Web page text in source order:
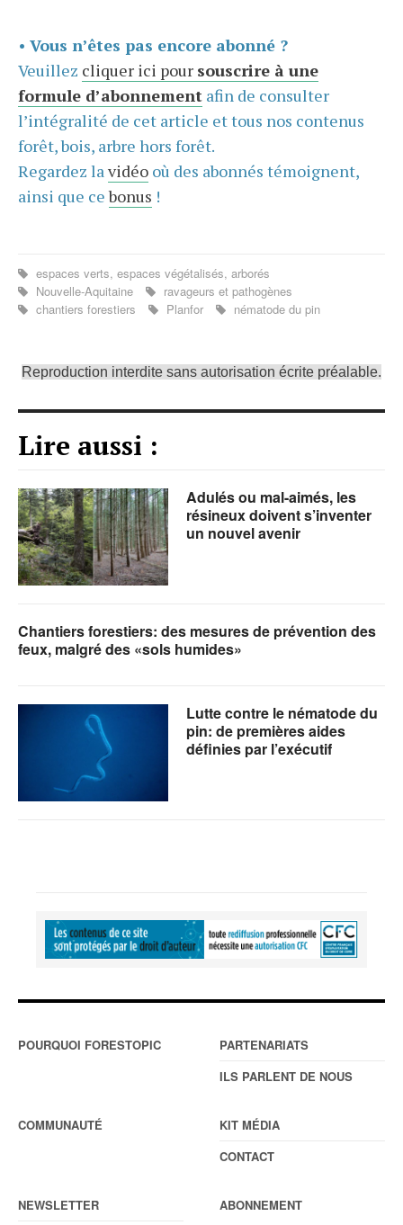
• Vous n’êtes pas encore abonné ?
Veuillez cliquer ici pour souscrire à une
formule d’abonnement afin de consulter
l’intégralité de cet article et tous nos contenus
forêt, bois, arbre hors forêt.
Regardez lavidéo où des abonnés témoignent,
ainsi que cebonus !
espaces verts, espaces végétalisés, arborés
Nouvelle-Aquitaine
ravageurs et pathogènes
chantiers forestiers
Planfor nématode du pin
Reproduction interdite sans autorisation écrite préalable.
Lire aussi :
Adulés ou mal-aimés, les
résineux doivent s’inventer
un nouvel avenir
Chantiers forestiers: des mesures de prévention des
feux, malgré des «sols humides»
Lutte contre le nématode du
pin: de premières aides
définies par l’exécutif
POURQUOI FORESTOPIC
PARTENARIATS
ILS PARLENT DE NOUS
COMMUNAUTÉ
KIT MÉDIA
CONTACT
NEWSLETTER ABONNEMENT